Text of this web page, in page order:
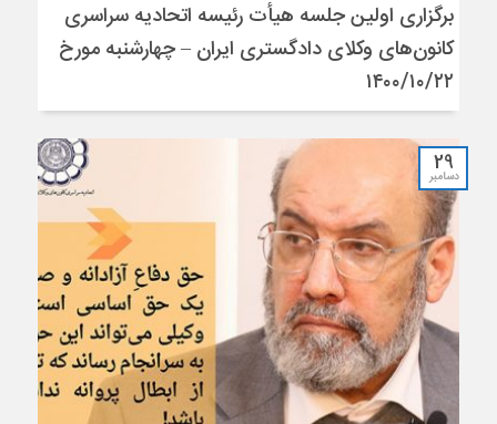
برگزاری اولین جلسه هیأت رئیسه اتحادیه سراسری
کانون‌های وکلای دادگستری ایران – چهارشنبه مورخ
۱۴۰۰/۱۰/۲۲
29
دسامبر